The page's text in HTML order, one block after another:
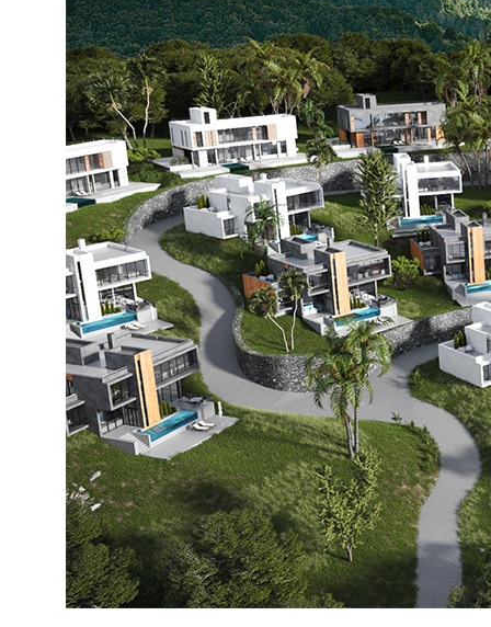
Подпишитесь на рассылку новостей от ESG
© 2005-2026. «ESG Professional» Все права защищены.
м. Белорусская
(2 минуты пешком)
Политика конфиденциальности
Работаем по регламенту
на основе PM BOK и ИСО 21 500:2012
Пн-Сб
Заказать обратный звонок
info@esg-moscow.ru
ООО "ЕВРОСТРОЙГРУП" ИНН 7727358360
Разработка сайта
Используем цифровой документооборот
Запрос на встречу
Отправив форму, вы соглашаетесь на обработку персональных
данных в соответствии с политикой конфиденциальности
МЕНЮ